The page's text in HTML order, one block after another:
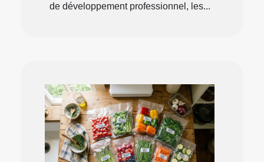
de développement professionnel, les...